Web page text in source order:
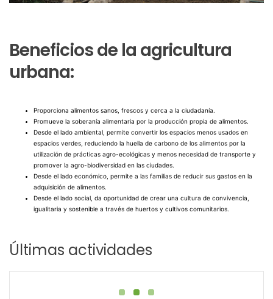
Beneficios de la agricultura
urbana:
Proporciona alimentos sanos, frescos y cerca a la ciudadanía.
Promueve la soberanía alimentaria por la producción propia de alimentos.
Desde el lado ambiental, permite convertir los espacios menos usados en
espacios verdes, reduciendo la huella de carbono de los alimentos por la
utilización de prácticas agro-ecológicas y menos necesidad de transporte y
promover la agro-biodiversidad en las ciudades.
Desde el lado económico, permite a las familias de reducir sus gastos en la
adquisición de alimentos.
Desde el lado social, da oportunidad de crear una cultura de convivencia,
igualitaria y sostenible a través de huertos y cultivos comunitarios.
Últimas actividades